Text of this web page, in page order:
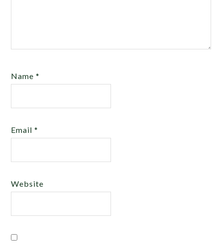
Name*
Email*
Website